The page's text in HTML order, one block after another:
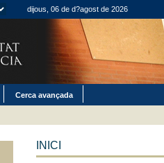
dijous, 06 de d?agost de 2026
Cerca avançada
INICI